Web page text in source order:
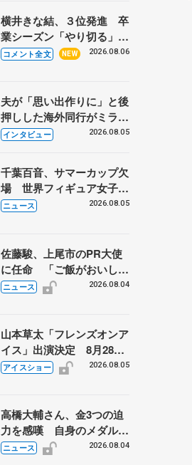
あい
横井きな結、３位発進 卒
業シーズン「やり切る」
【みなとアクルス杯SP】
コメント全文 NEW 2026.08.06
夫が「思い出作りに」と後
押しした海外同行がミラノ
まで… 繁華街のリンクで
に 小林芳子さんが振り返
るスケート人生
インタビュー 2026.08.05
千葉百音、サマーカップ欠
場 世界フィギュア女子2
位
ニュース 2026.08.05
佐藤駿、上尾市のPR大使
に任命 「ご飯がおいし
く、住みやすいのが魅力」
ニュース 2026.08.04
山本草太「フレンズオンア
イス」出演決定 8月28日
（金）2公演のみ 荒川静
アイスショー 2026.08.05
高橋大輔さん、金3つの迫
力を感嘆 自身のメダルは
「どちらに？」 〝リス兄
ニュース 2026.08.04